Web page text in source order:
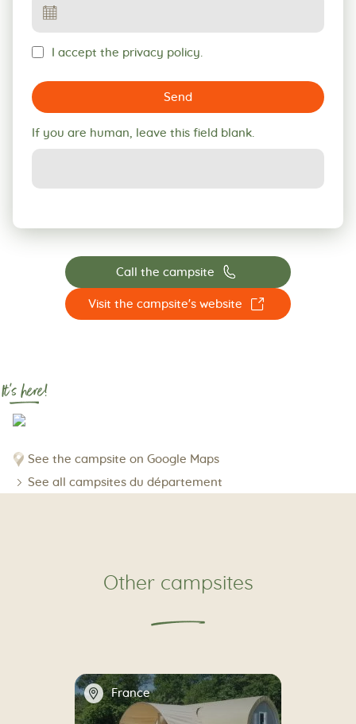
I accept the privacy policy.
Send
If you are human, leave this field blank.
Call the campsite 📞
Visit the campsite's website ☐
It's here!
See the campsite on Google Maps
See all campsites du département
Other campsites
📍 France